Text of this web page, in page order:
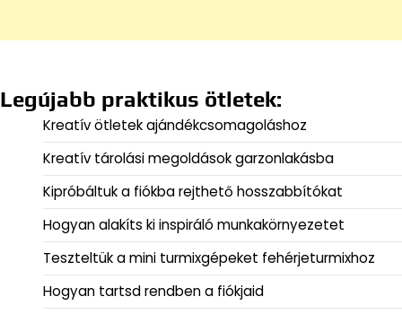
Legújabb praktikus ötletek:
Kreatív ötletek ajándékcsomagoláshoz
Kreatív tárolási megoldások garzonlakásba
Kipróbáltuk a fiókba rejthető hosszabbítókat
Hogyan alakíts ki inspiráló munkakörnyezetet
Teszteltük a mini turmixgépeket fehérjeturmixhoz
Hogyan tartsd rendben a fiókjaid